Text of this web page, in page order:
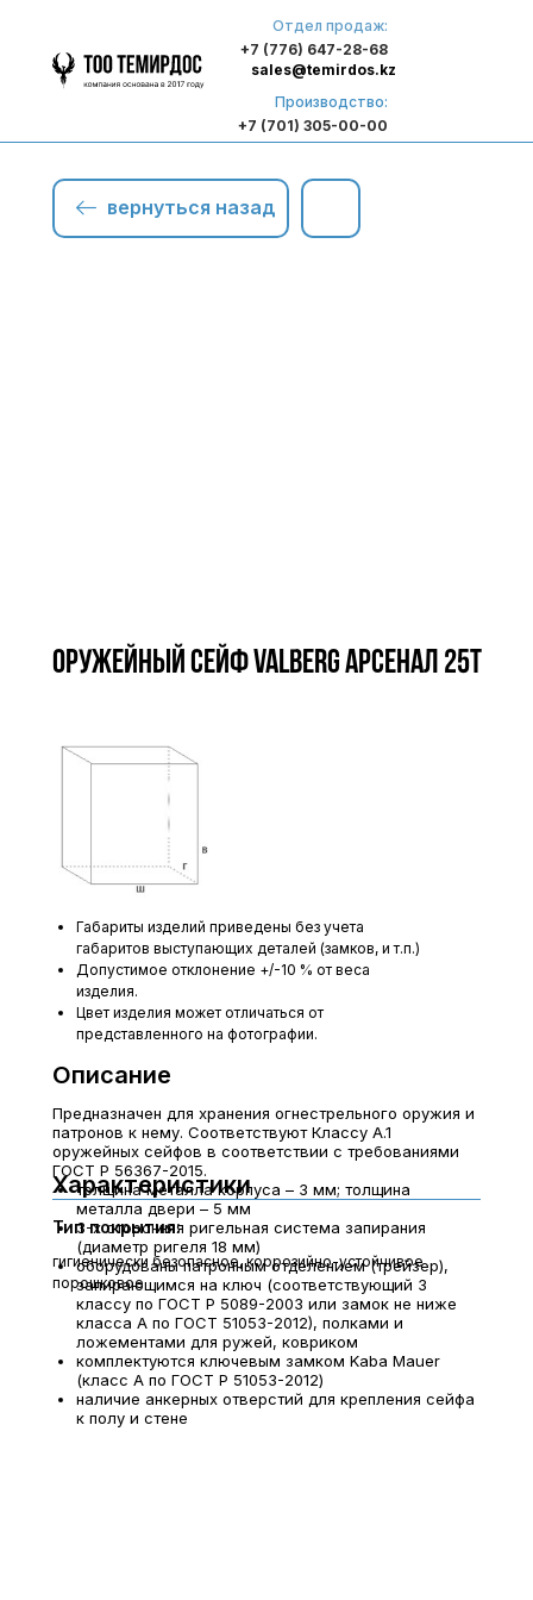
Отдел продаж:
+7 (776) 647-28-68
Производство:
+7 (701) 305-00-00
sales@temirdos.kz
вернуться назад
Оружейный сейф VALBERG АРСЕНАЛ 25Т
Описание
Предназначен для хранения огнестрельного оружия и
патронов к нему. Соответствуют Классу А.1
оружейных сейфов в соответствии с требованиями
ГОСТ Р 56367-2015.
толщина металла корпуса – 3 мм; толщина
металла двери – 5 мм
3-х сторонняя ригельная система запирания
(диаметр ригеля 18 мм)
оборудованы патронным отделением (трейзер),
запирающимся на ключ (соответствующий 3
классу по ГОСТ Р 5089-2003 или замок не ниже
класса А по ГОСТ 51053-2012), полками и
ложементами для ружей, ковриком
комплектуются ключевым замком Kaba Mauer
(класс А по ГОСТ Р 51053-2012)
наличие анкерных отверстий для крепления сейфа
к полу и стене
Габариты изделий приведены без учета
габаритов выступающих деталей (замков, и т.п.)
Допустимое отклонение +/-10 % от веса
изделия.
Цвет изделия может отличаться от
представленного на фотографии.
Характеристики
гигиенически безопасное, коррозийно-устойчивое
порошковое
Тип покрытия: